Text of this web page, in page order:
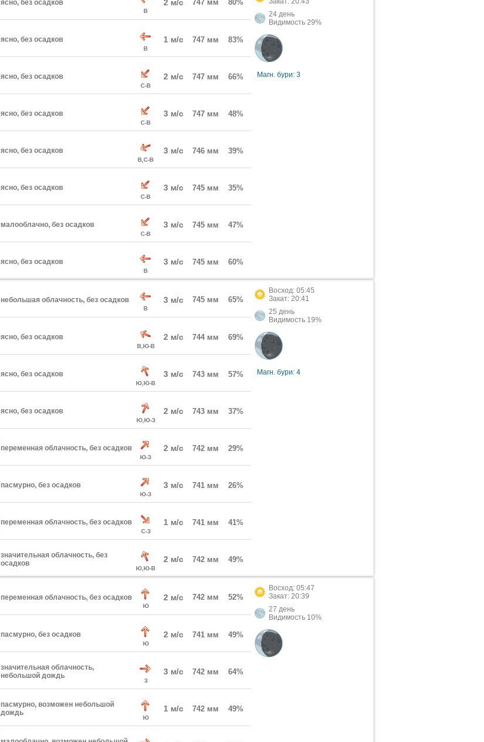
ясно, без осадков
В
2 м/с 747 мм 80%
ясно, без осадков
В
1 м/с 747 мм 83%
ясно, без осадков
С-В
2 м/с 747 мм 66%
ясно, без осадков
С-В
3 м/с 747 мм 48%
ясно, без осадков
В,С-В
3 м/с 746 мм 39%
ясно, без осадков
С-В
3 м/с 745 мм 35%
малооблачно, без осадков
С-В
3 м/с 745 мм 47%
ясно, без осадков
В
3 м/с 745 мм 60%
24 день
Видимость 29%
Магн. бури: 3
небольшая облачность, без осадков
В
3 м/с 745 мм 65%
ясно, без осадков
В,Ю-В
2 м/с 744 мм 69%
ясно, без осадков
Ю,Ю-В
3 м/с 743 мм 57%
ясно, без осадков
Ю,Ю-З
2 м/с 743 мм 37%
переменная облачность, без осадков
Ю-З
2 м/с 742 мм 29%
пасмурно, без осадков
Ю-З
3 м/с 741 мм 26%
переменная облачность, без осадков
С-З
1 м/с 741 мм 41%
значительная облачность, без
осадков
Ю,Ю-В
2 м/с 742 мм 49%
Восход: 05:45
Закат: 20:41
25 день
Видимость 19%
Магн. бури: 4
переменная облачность, без осадков
Ю
2 м/с 742 мм 52%
пасмурно, без осадков
Ю
2 м/с 741 мм 49%
значительная облачность,
небольшой дождь
З
3 м/с 742 мм 64%
пасмурно, возможен небольшой
дождь
Ю
1 м/с 742 мм 49%
Восход: 05:47
Закат: 20:39
27 день
Видимость 10%